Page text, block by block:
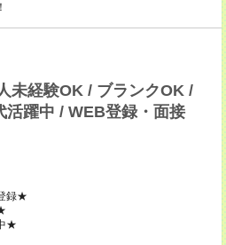
未経験OK / ブランクOK /
活躍中 / WEB登録・面接
録★
★